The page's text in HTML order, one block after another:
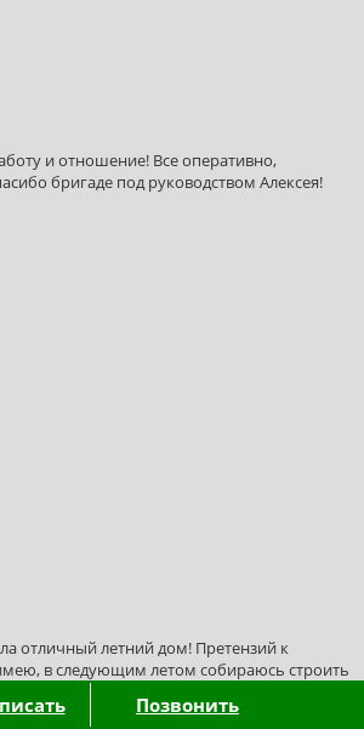
и отношение! Все оперативно,
бригаде под руководством Алексея!
отличный летний дом! Претензий к
в следующим летом собираюсь строить
строила мне, от них многое зависит!
Позвонить